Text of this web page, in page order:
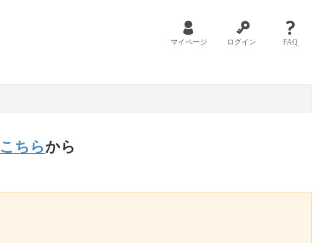
マイページ ログイン FAQ
こちらから